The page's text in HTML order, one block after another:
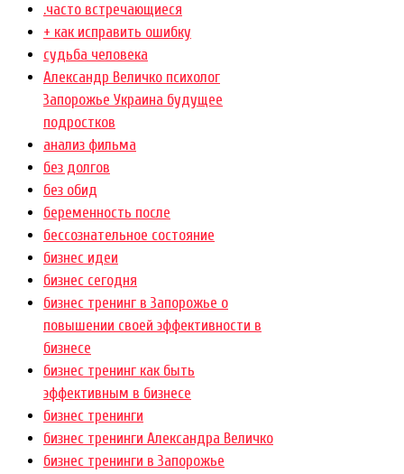
.часто встречающиеся
+ как исправить ошибку
cудьба человека
Александр Величко психолог
Запорожье Украина будущее
подростков
анализ фильма
без долгов
без обид
беременность после
бессознательное состояние
бизнес идеи
бизнес сегодня
бизнес тренинг в Запорожье о
повышении своей эффективности в
бизнесе
бизнес тренинг как быть
эффективным в бизнесе
бизнес тренинги
бизнес тренинги Александра Величко
бизнес тренинги в Запорожье